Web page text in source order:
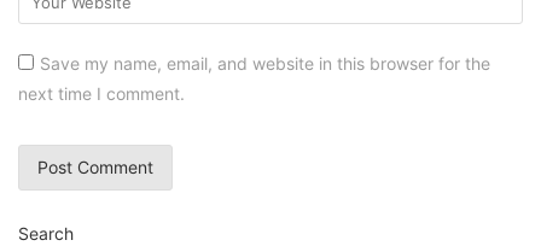
Save my name, email, and website in this browser for the
next time I comment.
Search